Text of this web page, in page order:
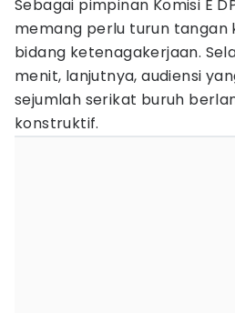
Sebagai pimpinan Komisi E
memang perlu turun tangan
bidang ketenagakerjaan.
menit, lanjutnya, audiensi
sejumlah serikat buruh
konstruktif.